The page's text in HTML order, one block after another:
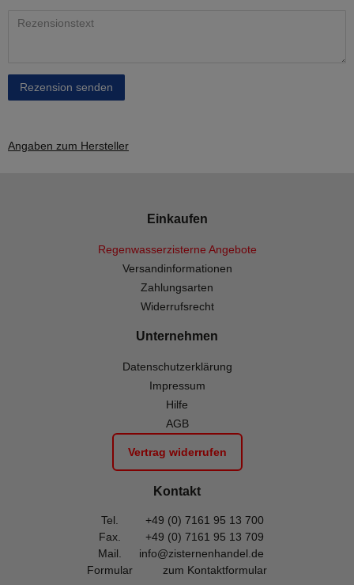
Rezension senden
Angaben zum Hersteller
Einkaufen
Regenwasserzisterne Angebote
Versandinformationen
Zahlungsarten
Widerrufsrecht
Unternehmen
Datenschutzerklärung
Impressum
Hilfe
AGB
Vertrag widerrufen
Kontakt
Tel.
+49 (0) 7161 95 13 700
Fax.
+49 (0) 7161 95 13 709
Mail.
info@zisternenhandel.de
Formular
zum Kontaktformular